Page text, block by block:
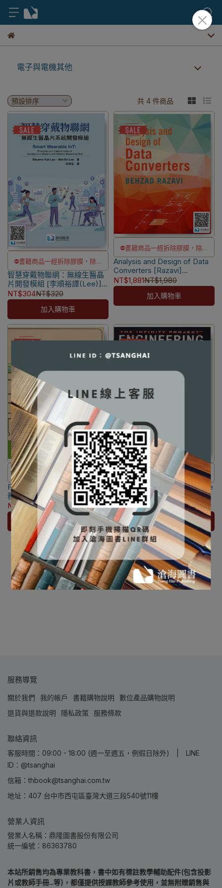
電子與電機其他
共 4 件商品
⛔書籍商品一經拆除膠膜，除非
瑕疵換書不提供退貨與退款
✅訂購數量5本以上另有優惠，請
洽LINE客服訂購
智慧穿戴物聯網：無線生醫晶
片開發模組 [李順裕譯(Lee)]
9786269316618
NT$304NT$320
加入購物車
⛔書籍商品一經拆除膠膜，除非
瑕疵換書不提供退貨與退款
✅訂購數量5本以上另有優惠，請
洽LINE客服訂購
Analysis and Design of Data
Converters [Razavi]
9781009602235
NT$1,881NT$1,980
加入購物車
⛔書籍商品一經拆除膠膜，除非
瑕疵換書不提供退貨與退款
✅訂購數量5本以上另有優惠，請
洽LINE客服訂購
FPGA數位積體電路設計實
務：使用Verilog HDL與Xilinx
ISE [曾建勳/蔣元隆等著]
9789866184857
NT$323NT$340
加入購物車
⛔書籍商品一經拆除膠膜，除非
瑕疵換書不提供退貨與退款
✅訂購數量5本以上另有優惠，請
洽LINE客服訂購
Engineering Our Digital Future
[Orsak] 0130354821
NT$1,188NT$1,250
加入購物車
服務導覽
關於我們 我的帳戶 書籍購物說明
數位產品購物說明
退貨與退款說明
隱私政策 服務條款
聯絡資訊
客服時間：09:00 - 18:00 (週一至週五，例假日除外) | LINE
ID：@tsanghai
信箱：thbook@tsanghai.com.tw
地址：407 台中市西屯區臺灣大道三段540號11樓
營業人資訊
營業人名稱：鼎隆圖書股份有限公司
統一編號：86363780
本站所銷售均為專業教科書，書中如有標註教學輔助配件(包含投影
片或教師手冊...等)，都僅提供授課教師參考使用，並無附贈銷售與